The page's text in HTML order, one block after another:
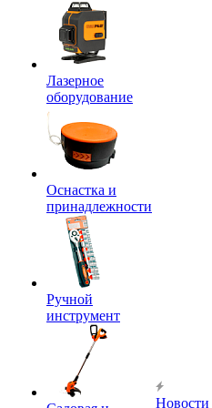
Лазерное
оборудование
Оснастка и
принадлежности
Ручной
инструмент
Новости